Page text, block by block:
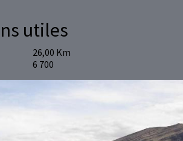
utiles
26,00 Km
6 700